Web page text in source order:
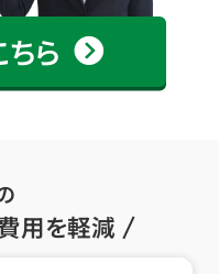
ら
用を軽減